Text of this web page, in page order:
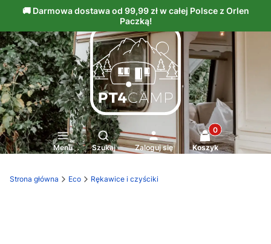
Menu
Otwórz wyszukiwarkę
Szukaj Zaloguj się
Produkty w
Koszyk
Strona główna Eco Rękawice i czyściki